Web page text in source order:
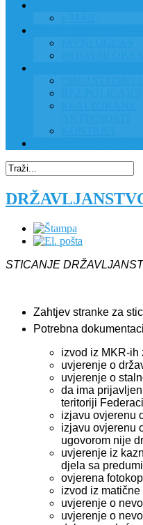
STICANJE
Zahtjev stranke za
Potrebna
izvod iz MKR-ih
uvjerenje o
uvjerenje o
da ima
teritoriji
izjavu ovjerenu
izjavu ovjerenu
ugovorom nije
uvjerenje iz
djela sa
ovjerena
izvod iz
uvjerenje o
uvjerenje o